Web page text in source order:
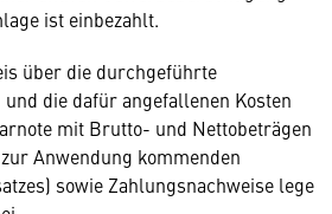
ist einbezahlt.
über die durchgeführte
die dafür angefallenen Kosten
mit Brutto- und Nettobeträgen
Anwendung kommenden
sowie Zahlungsnachweise lege